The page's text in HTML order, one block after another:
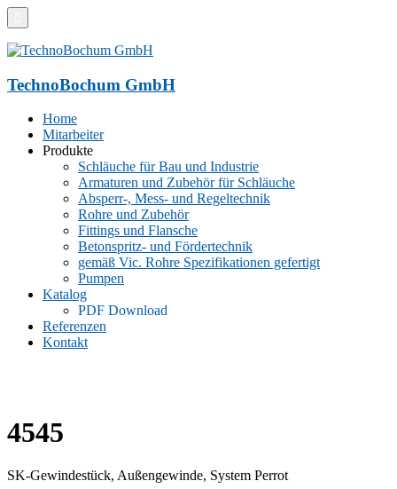
TechnoBochum GmbH
Home
Mitarbeiter
Produkte
Schläuche für Bau und Industrie
Armaturen und Zubehör für Schläuche
Absperr-, Mess- und Regeltechnik
Rohre und Zubehör
Fittings und Flansche
Betonspritz- und Fördertechnik
gemäß Vic. Rohre Spezifikationen gefertigt
Pumpen
Katalog
PDF Download
Referenzen
Kontakt
4545
SK-Gewindestück, Außengewinde, System Perrot